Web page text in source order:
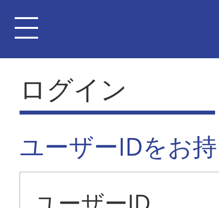
ログイン
ユーザーIDをお